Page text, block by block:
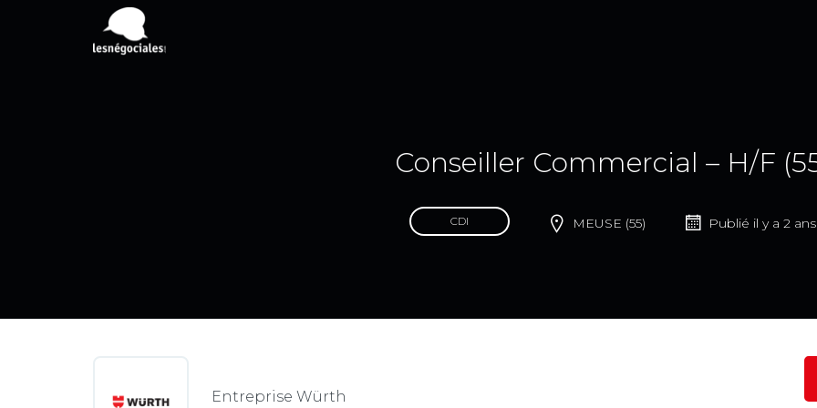
Conseiller Commercial – H/F
CDI MEUSE (55) Publié il y a 2 ans
Entreprise Würth